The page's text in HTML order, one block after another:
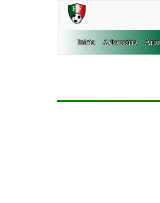
Inicio Adversário